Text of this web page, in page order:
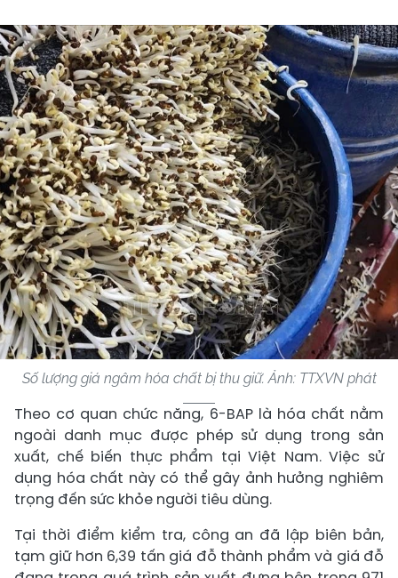
Số lượng giá ngâm hóa chất bị thu giữ. Ảnh: TTXVN phát
Theo cơ quan chức năng, 6-BAP là hóa chất nằm
ngoài danh mục được phép sử dụng trong sản
xuất, chế biến thực phẩm tại Việt Nam. Việc sử
dụng hóa chất này có thể gây ảnh hưởng nghiêm
trọng đến sức khỏe người tiêu dùng.
Tại thời điểm kiểm tra, công an đã lập biên bản,
tạm giữ hơn 6,39 tấn giá đỗ thành phẩm và giá đỗ